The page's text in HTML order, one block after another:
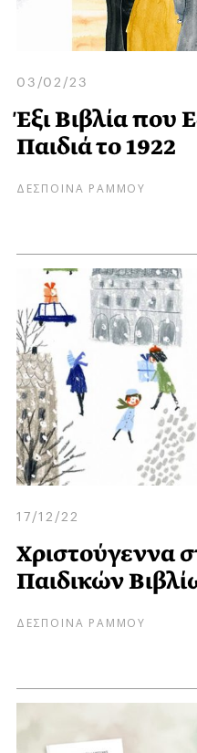
03/02/23
Έξι Βιβλία που
Παιδιά το 1922
ΔΕΣΠΟΙΝΑ ΡΑΜΜΟΥ
17/12/22
Χριστούγεννα
Παιδικών
ΔΕΣΠΟΙΝΑ ΡΑΜΜΟΥ